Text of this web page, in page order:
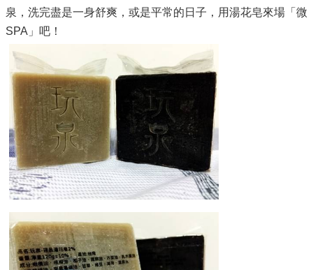
泉，洗完盡是一身舒爽，或是平常的日子，用湯花皂來場「微
SPA」吧！